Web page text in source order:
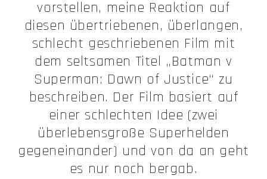
vorstellen, meine Reaktion auf
diesen übertriebenen, überlangen,
schlecht geschriebenen Film mit
dem seltsamen Titel „Batman v
Superman: Dawn of Justice“ zu
beschreiben. Der Film basiert auf
einer schlechten Idee (zwei
überlebensgroße Superhelden
gegeneinander) und von da an geht
es nur noch bergab.